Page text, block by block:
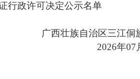
行政许可决定公示名单
广西壮族自治区三江侗
2026年07